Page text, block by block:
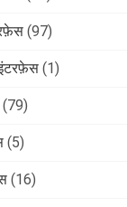
(97)
इंटरफ़ेस (1)
(79)
(5)
(16)